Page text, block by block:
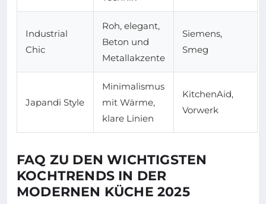
Industrial
Chic
Roh, elegant,
Beton und
Metallakzente
Siemens,
Smeg
Japandi Style
Minimalismus
mit Wärme,
klare Linien
KitchenAid,
Vorwerk
FAQ ZU DEN WICHTIGSTEN
KOCHTRENDS IN DER
MODERNEN KÜCHE 2025